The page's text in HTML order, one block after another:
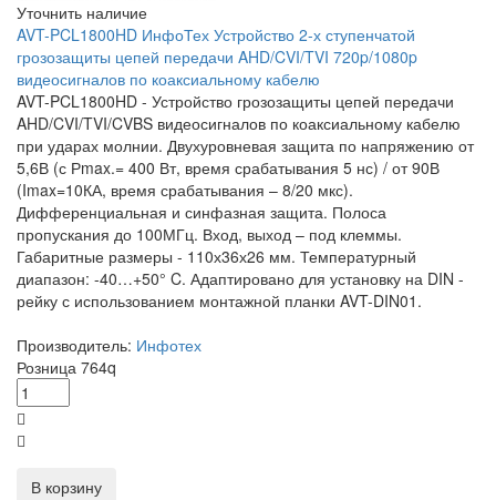
Уточнить наличие
AVT-PCL1800HD ИнфоТех Устройство 2-х ступенчатой
грозозащиты цепей передачи AHD/CVI/TVI 720p/1080p
видеосигналов по коаксиальному кабелю
AVT-PCL1800HD - Устройство грозозащиты цепей передачи
AHD/CVI/TVI/CVBS видеосигналов по коаксиальному кабелю
при ударах молнии. Двухуровневая защита по напряжению от
5,6В (с Рmax.= 400 Вт, время срабатывания 5 нс) / от 90В
(Imax=10КА, время срабатывания – 8/20 мкс).
Дифференциальная и синфазная защита. Полоса
пропускания до 100МГц. Вход, выход – под клеммы.
Габаритные размеры - 110х36х26 мм. Температурный
диапазон: -40…+50° C. Адаптировано для установку на DIN -
рейку с использованием монтажной планки AVT-DIN01.
Производитель: Инфотех
Розница 764q
В корзину